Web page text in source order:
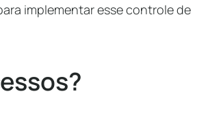
implementar esse controle de